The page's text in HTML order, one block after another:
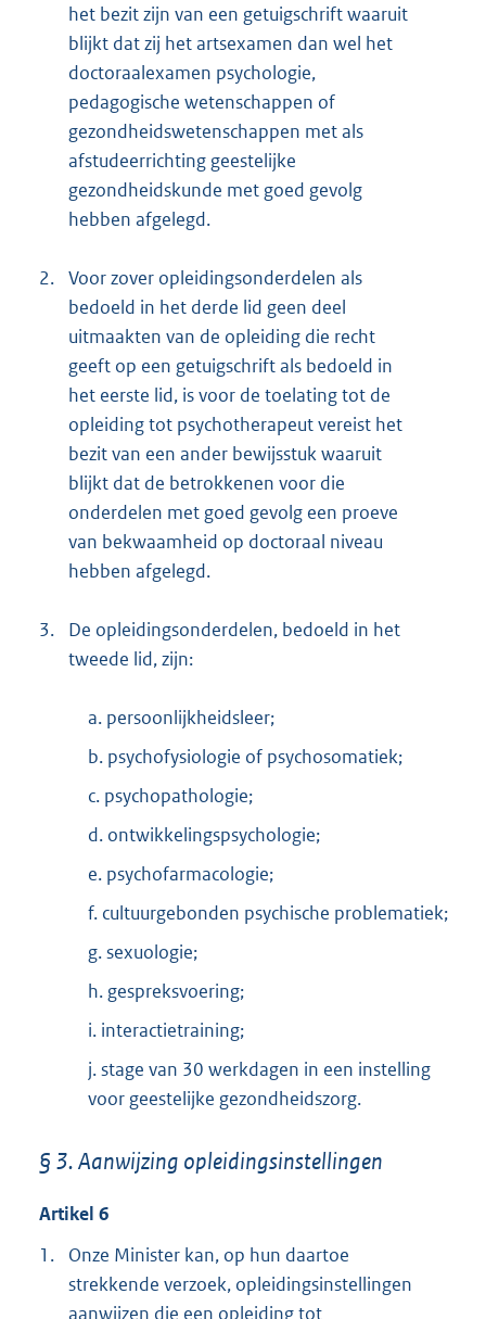
het bezit zijn van een getuigschrift waaruit
blijkt dat zij het artsexamen dan wel het
doctoraalexamen psychologie,
pedagogische wetenschappen of
gezondheidswetenschappen met als
afstudeerrichting geestelijke
gezondheidskunde met goed gevolg
hebben afgelegd.
2. Voor zover opleidingsonderdelen als
bedoeld in het derde lid geen deel
uitmaakten van de opleiding die recht
geeft op een getuigschrift als bedoeld in
het eerste lid, is voor de toelating tot de
opleiding tot psychotherapeut vereist het
bezit van een ander bewijsstuk waaruit
blijkt dat de betrokkenen voor die
onderdelen met goed gevolg een proeve
van bekwaamheid op doctoraal niveau
hebben afgelegd.
3.
De opleidingsonderdelen, bedoeld in het
tweede lid, zijn:
a. persoonlijkheidsleer;
b. psychofysiologie of psychosomatiek;
c. psychopathologie;
d. ontwikkelingspsychologie;
e. psychofarmacologie;
f. cultuurgebonden psychische problematiek;
g. sexuologie;
h. gespreksvoering;
i. interactietraining;
j. stage van 30 werkdagen in een instelling
voor geestelijke gezondheidszorg.
§ 3. Aanwijzing opleidingsinstellingen
Artikel 6
1.
Onze Minister kan, op hun daartoe
strekkende verzoek, opleidingsinstellingen
aanwijzen die een opleiding tot